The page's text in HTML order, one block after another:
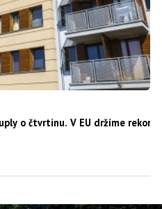
o čtvrtinu. V EU držíme rekord